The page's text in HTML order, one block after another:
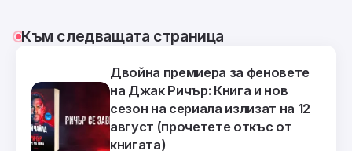
Към следващата страница
Двойна премиера за феновете
на Джак Ричър: Книга и нов
сезон на сериала излизат на 12
август (прочетете откъс от
книгата)